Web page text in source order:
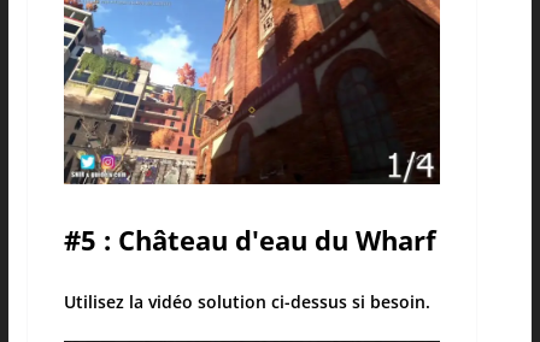
#5 : Château d'eau du Wharf
Utilisez la vidéo solution ci-dessus si besoin.